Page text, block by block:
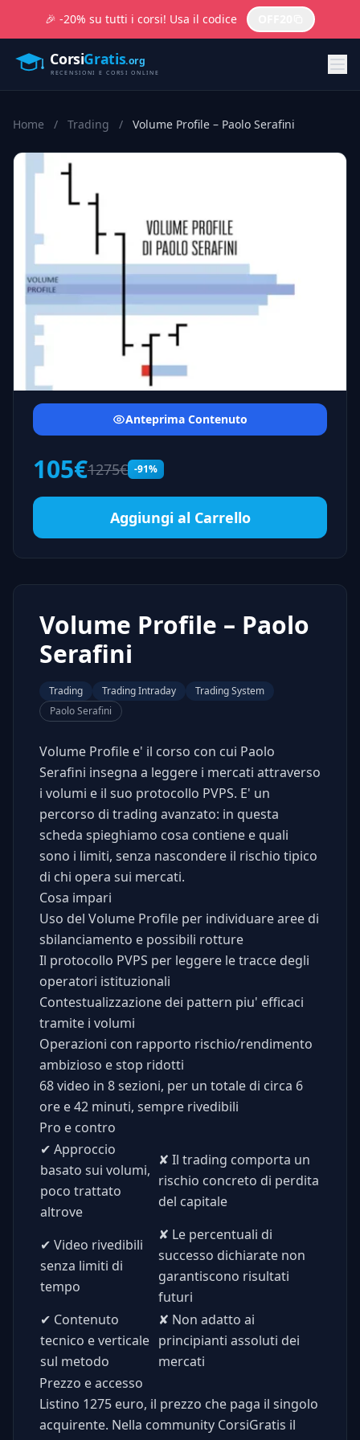
🎉 -20% su tutti i corsi! Usa il codice
Home / Trading / Volume Profile – Paolo Serafini
Anteprima Contenuto
105€1275€ -91%
Aggiungi al Carrello
Volume Profile – Paolo
Serafini
Trading Trading Intraday
Trading System
Paolo Serafini
Volume Profile e' il corso con cui Paolo
Serafini insegna a leggere i mercati attraverso
i volumi e il suo protocollo PVPS. E' un
percorso di trading avanzato: in questa
scheda spieghiamo cosa contiene e quali
sono i limiti, senza nascondere il rischio tipico
di chi opera sui mercati.
Cosa impari
Uso del Volume Profile per individuare aree di
sbilanciamento e possibili rotture
Il protocollo PVPS per leggere le tracce degli
operatori istituzionali
Contestualizzazione dei pattern piu' efficaci
tramite i volumi
Operazioni con rapporto rischio/rendimento
ambizioso e stop ridotti
68 video in 8 sezioni, per un totale di circa 6
ore e 42 minuti, sempre rivedibili
Pro e contro
✔ Approccio
basato sui volumi,
poco trattato
altrove
✘ Il trading comporta un
rischio concreto di perdita
del capitale
✔ Video rivedibili
senza limiti di
tempo
✘ Le percentuali di
successo dichiarate non
garantiscono risultati
futuri
✔ Contenuto
tecnico e verticale
sul metodo
✘ Non adatto ai
principianti assoluti dei
mercati
Prezzo e accesso
Listino 1275 euro, il prezzo che paga il singolo
acquirente. Nella community CorsiGratis il